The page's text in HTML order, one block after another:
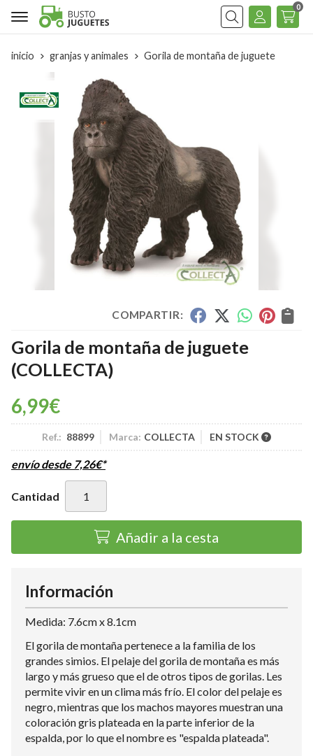
Buscar
0
inicio granjas y animales Gorila de montaña de juguete
COMPARTIR:
Gorila de montaña de juguete
(COLLECTA)
6,99€
Ref.: 88899 Marca: COLLECTA EN STOCK
envío desde 7,26€*
Cantidad
Añadir a la cesta
Información
Medida: 7.6cm x 8.1cm
El gorila de montaña pertenece a la familia de los
grandes simios. El pelaje del gorila de montaña es más
largo y más grueso que el de otros tipos de gorilas. Les
permite vivir en un clima más frío. El color del pelaje es
negro, mientras que los machos mayores muestran una
coloración gris plateada en la parte inferior de la
espalda, por lo que el nombre es "espalda plateada".